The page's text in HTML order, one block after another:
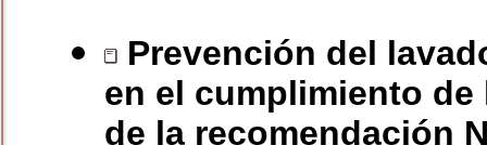
Prevención del
en el cumplimiento
de la recomendación